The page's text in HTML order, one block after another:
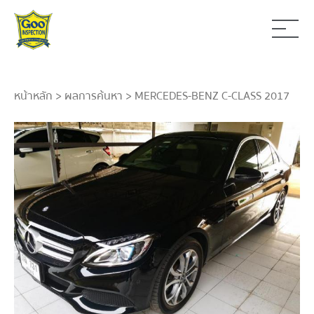
หน้าหลัก > ผลการค้นหา > MERCEDES-BENZ C-CLASS 2017